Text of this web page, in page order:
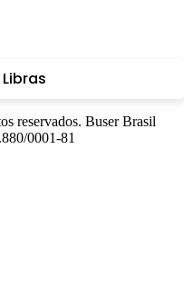
Libras
reservados. Buser Brasil
0001-81